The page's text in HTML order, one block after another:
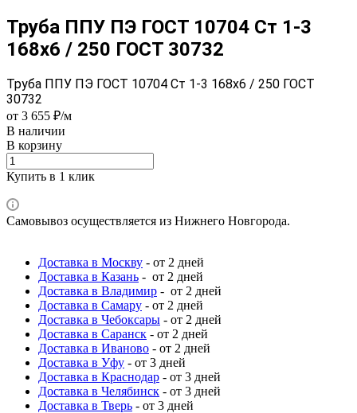
Труба ППУ ПЭ ГОСТ 10704 Ст 1-3
168x6 / 250 ГОСТ 30732
Труба ППУ ПЭ ГОСТ 10704 Ст 1-3 168x6 / 250 ГОСТ
30732
от 3 655 ₽/м
В наличии
В корзину
Купить в 1 клик
Самовывоз осуществляется из Нижнего Новгорода.
Доставка в Москву - от 2 дней
Доставка в Казань - от 2 дней
Доставка в Владимир - от 2 дней
Доставка в Самару - от 2 дней
Доставка в Чебоксары - от 2 дней
Доставка в Саранск - от 2 дней
Доставка в Иваново - от 2 дней
Доставка в Уфу - от 3 дней
Доставка в Краснодар - от 3 дней
Доставка в Челябинск - от 3 дней
Доставка в Тверь - от 3 дней